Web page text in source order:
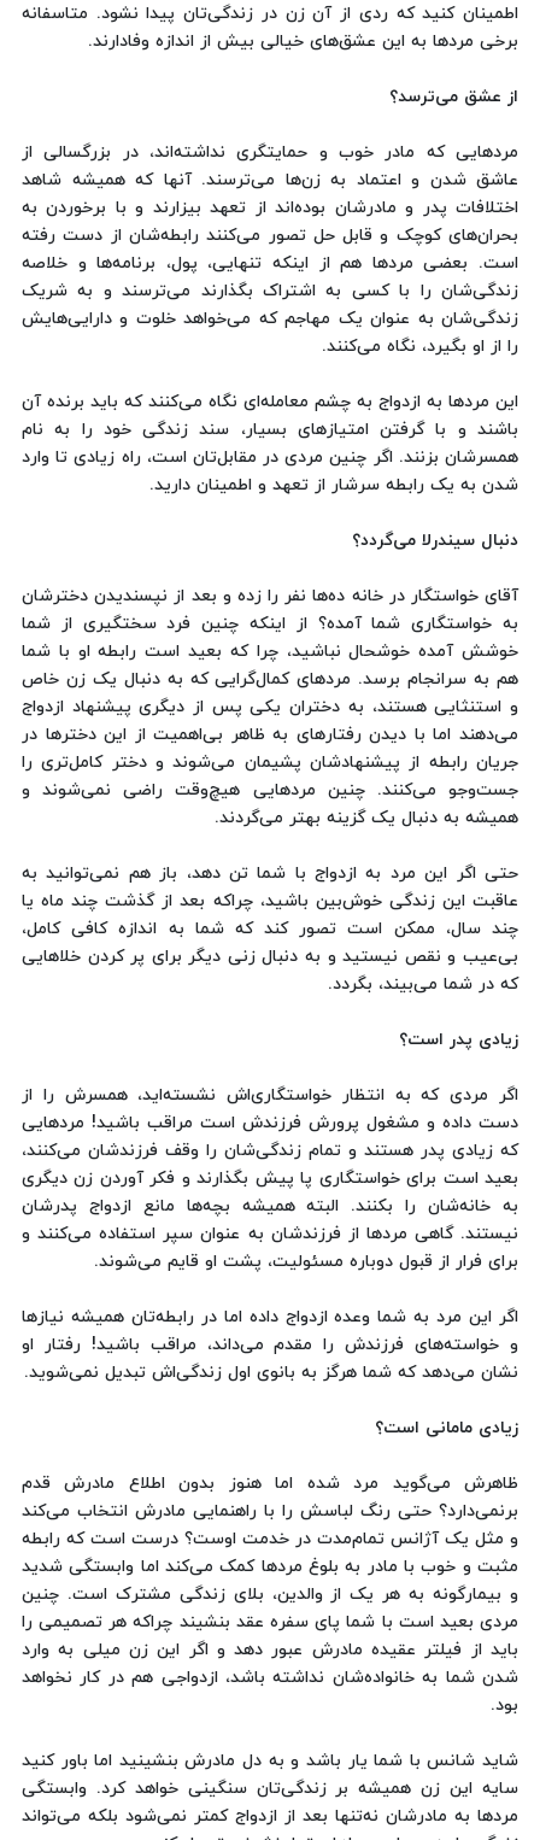
اطمینان کنید که ردی از آن زن در زندگی‌تان پیدا نشود. متاسفانه
برخی مردها به این عشق‌های خیالی بیش از اندازه وفادارند.
از عشق می‌ترسد؟
مردهایی که مادر خوب و حمایتگری نداشته‌اند، در بزرگسالی از
عاشق شدن و اعتماد به زن‌ها می‌ترسند. آنها که همیشه شاهد
اختلافات پدر و مادرشان بوده‌اند از تعهد بیزارند و با برخوردن به
بحران‌های کوچک و قابل حل تصور می‌کنند رابطه‌شان از دست رفته
است. بعضی مردها هم از اینکه تنهایی، پول، برنامه‌ها و خلاصه
زندگی‌شان را با کسی به اشتراک بگذارند می‌ترسند و به شریک
زندگی‌شان به عنوان یک مهاجم که می‌خواهد خلوت و دارایی‌هایش
را از او بگیرد، نگاه می‌کنند.
این مردها به ازدواج به چشم معامله‌ای نگاه می‌کنند که باید برنده آن
باشند و با گرفتن امتیازهای بسیار، سند زندگی خود را به نام
همسرشان بزنند. اگر چنین مردی در مقابل‌تان است، راه زیادی تا وارد
شدن به یک رابطه سرشار از تعهد و اطمینان دارید.
دنبال سیندرلا می‌گردد؟
آقای خواستگار در خانه ده‌ها نفر را زده و بعد از نپسندیدن دخترشان
به خواستگاری شما آمده؟ از اینکه چنین فرد سختگیری از شما
خوشش آمده خوشحال نباشید، چرا که بعید است رابطه او با شما
هم به سرانجام برسد. مردهای کمال‌گرایی که به دنبال یک زن خاص
و استنثایی هستند، به دختران یکی پس از دیگری پیشنهاد ازدواج
می‌دهند اما با دیدن رفتارهای به ظاهر بی‌اهمیت از این دخترها در
جریان رابطه از پیشنهادشان پشیمان می‌شوند و دختر کامل‌تری را
جست‌وجو می‌کنند. چنین مردهایی هیچ‌وقت راضی نمی‌شوند و
همیشه به دنبال یک گزینه بهتر می‌گردند.
حتی اگر این مرد به ازدواج با شما تن دهد، باز هم نمی‌توانید به
عاقبت این زندگی خوش‌بین باشید، چراکه بعد از گذشت چند ماه یا
چند سال، ممکن است تصور کند که شما به اندازه کافی کامل،
بی‌عیب و نقص نیستید و به دنبال زنی دیگر برای پر کردن خلاهایی
که در شما می‌بیند، بگردد.
زیادی پدر است؟
اگر مردی که به انتظار خواستگاری‌اش نشسته‌اید، همسرش را از
دست داده و مشغول پرورش فرزندش است مراقب باشید! مردهایی
که زیادی پدر هستند و تمام زندگی‌شان را وقف فرزندشان می‌کنند،
بعید است برای خواستگاری پا پیش بگذارند و فکر آوردن زن دیگری
به خانه‌شان را بکنند. البته همیشه بچه‌ها مانع ازدواج پدرشان
نیستند. گاهی مردها از فرزندشان به عنوان سپر استفاده می‌کنند و
برای فرار از قبول دوباره مسئولیت، پشت او قایم می‌شوند.
اگر این مرد به شما وعده ازدواج داده اما در رابطه‌تان همیشه نیازها
و خواسته‌های فرزندش را مقدم می‌داند، مراقب باشید! رفتار او
نشان می‌دهد که شما هرگز به بانوی اول زندگی‌اش تبدیل نمی‌شوید.
زیادی مامانی است؟
ظاهرش می‌گوید مرد شده اما هنوز بدون اطلاع مادرش قدم
برنمی‌دارد؟ حتی رنگ لباسش را با راهنمایی مادرش انتخاب می‌کند
و مثل یک آژانس تمام‌مدت در خدمت اوست؟ درست است که رابطه
مثبت و خوب با مادر به بلوغ مردها کمک می‌کند اما وابستگی شدید
و بیمارگونه به هر یک از والدین، بلای زندگی مشترک است. چنین
مردی بعید است با شما پای سفره عقد بنشیند چراکه هر تصمیمی را
باید از فیلتر عقیده مادرش عبور دهد و اگر این زن میلی به وارد
شدن شما به خانواده‌شان نداشته باشد، ازدواجی هم در کار نخواهد
بود.
شاید شانس با شما یار باشد و به دل مادرش بنشینید اما باور کنید
سایه این زن همیشه بر زندگی‌تان سنگینی خواهد کرد. وابستگی
مردها به مادرشان نه‌تنها بعد از ازدواج کمتر نمی‌شود بلکه می‌تواند